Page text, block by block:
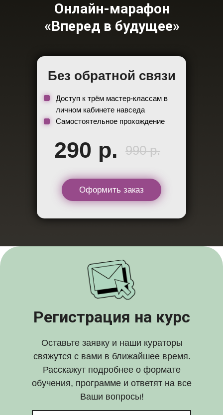
Онлайн-марафон
«Вперед в будущее»
Оформить заказ
Без обратной связи
290 р. 990 р.
Доступ к трём мастер-классам в
личном кабинете навседа
Самостоятельное прохождение
Регистрация на курс
Оставьте заявку и наши кураторы
свяжутся с вами в ближайшее время.
Расскажут подробнее о формате
обучения, программе и ответят на все
Ваши вопросы!